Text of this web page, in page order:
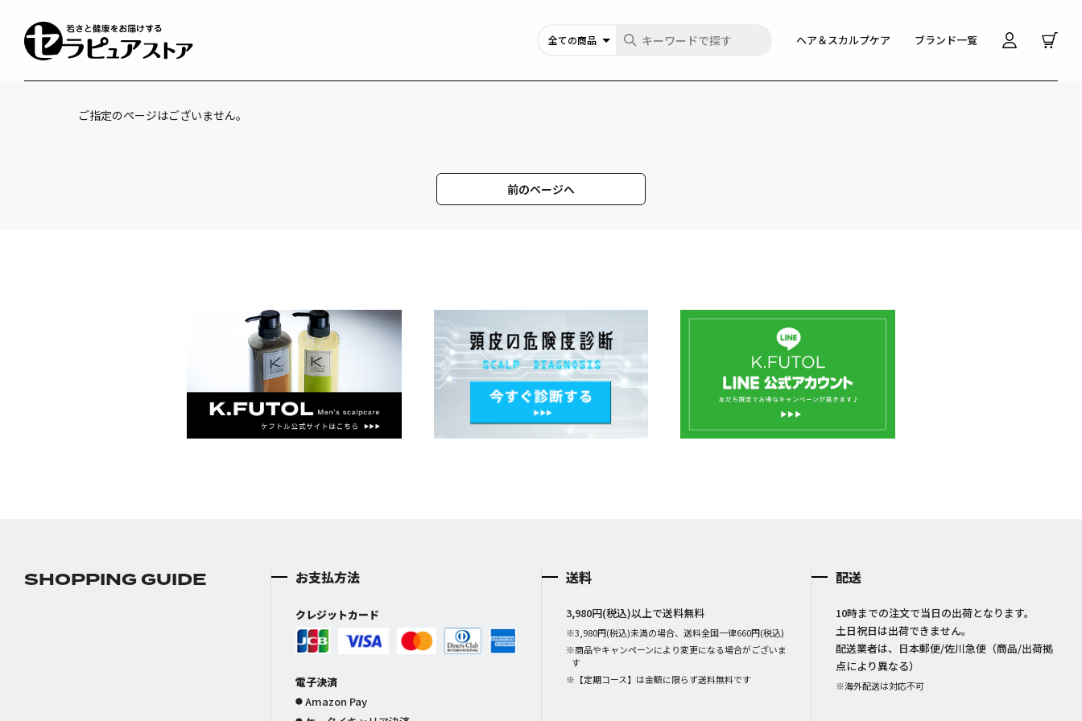
ヘア＆スカルプケア ブランド一覧
ご指定のページはございません。
前のページへ
SHOPPING GUIDE お支払方法
クレジットカード
電子決済
Amazon Pay
送料
3,980円(税込)以上で送料無料
※3,980円(税込)未満の場合、送料全国一律660円(税込)
※商品やキャンペーンにより変更になる場合がございま
す
※【定期コース】は金額に限らず送料無料です
配送
10時までの注文で当日の出荷となります。
土日祝日は出荷できません。
配送業者は、日本郵便/佐川急便（商品/出荷拠
点により異なる）
※海外配送は対応不可